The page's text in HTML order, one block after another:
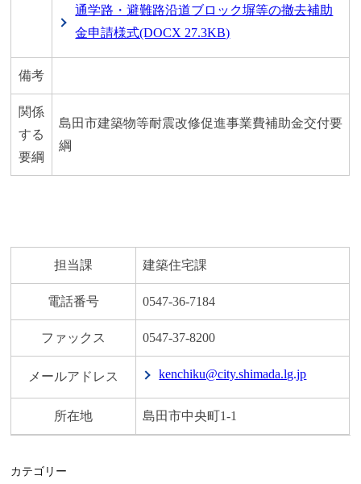
通学路・避難路沿道ブロック塀等の撤去補助
金申請様式(DOCX 27.3KB)
備考
関係
する
要綱
島田市建築物等耐震改修促進事業費補助金交付要
綱
担当課 建築住宅課
電話番号 0547-36-7184
ファックス 0547-37-8200
メールアドレス kenchiku@city.shimada.lg.jp
所在地 島田市中央町1-1
カテゴリー